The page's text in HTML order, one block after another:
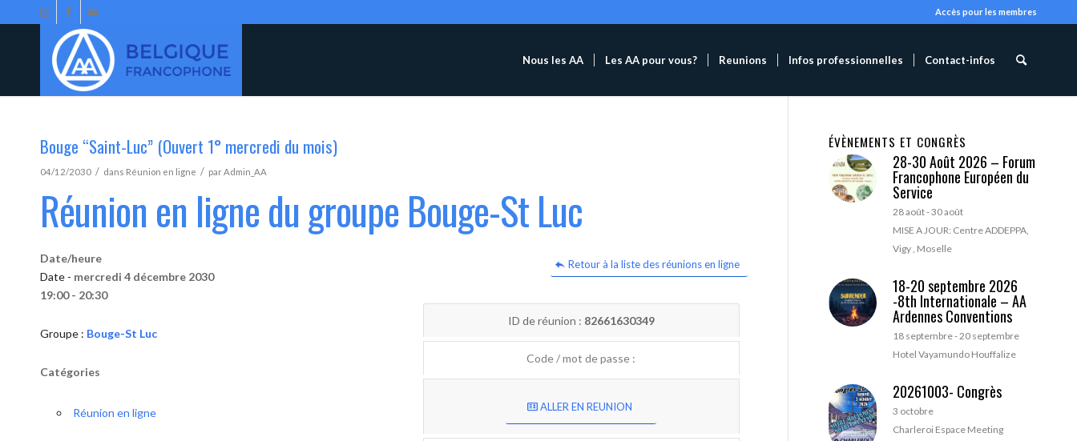
Accès pour les membres
Nous les AA Les AA pour vous? Reunions Infos professionnelles Contact-infos
Bouge “Saint-Luc” (Ouvert 1° mercredi du mois)
04/12/2030 / dans Réunion en ligne / parAdmin_AA
Réunion en ligne du groupe Bouge-St Luc
Retour à la liste des réunions en ligne
Date/heure
Date - mercredi 4 décembre 2030
19:00 - 20:30
Groupe : Bouge-St Luc
Catégories
Réunion en ligne
ID de réunion : 82661630349
Code / mot de passe :
ALLER EN REUNION
ÉVÈNEMENTS ET CONGRÈS
28-30 Août 2026 – Forum
Francophone Européen du
Service
28 août-30 août
MISE A JOUR: Centre ADDEPPA,
Vigy , Moselle
18-20 septembre 2026
-8th Internationale – AA
Ardennes Conventions
18 septembre-20 septembre
Hotel Vayamundo Houffalize
20261003- Congrès
3 octobre
Charleroi Espace Meeting